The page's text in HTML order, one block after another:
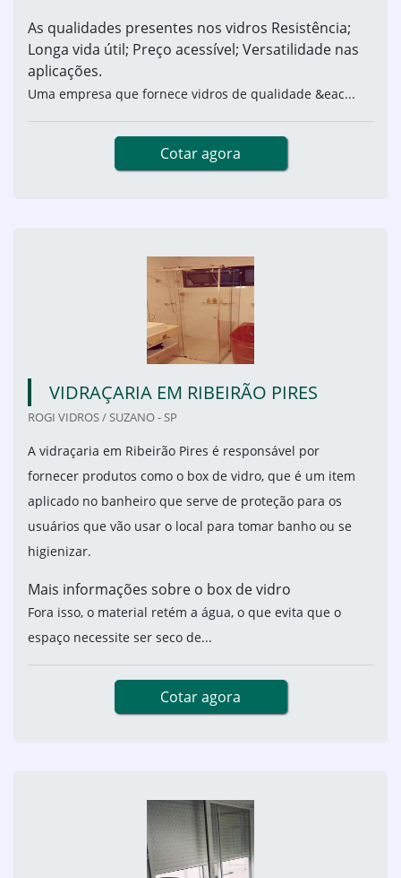
As qualidades presentes nos vidros Resistência;
Longa vida útil; Preço acessível; Versatilidade nas
aplicações.
Uma empresa que fornece vidros de qualidade &eac...
Cotar agora
VIDRAÇARIA EM RIBEIRÃO PIRES
ROGI VIDROS / SUZANO - SP
A vidraçaria em Ribeirão Pires é responsável por
fornecer produtos como o box de vidro, que é um item
aplicado no banheiro que serve de proteção para os
usuários que vão usar o local para tomar banho ou se
higienizar.
Mais informações sobre o box de vidro
Fora isso, o material retém a água, o que evita que o
espaço necessite ser seco de...
Cotar agora